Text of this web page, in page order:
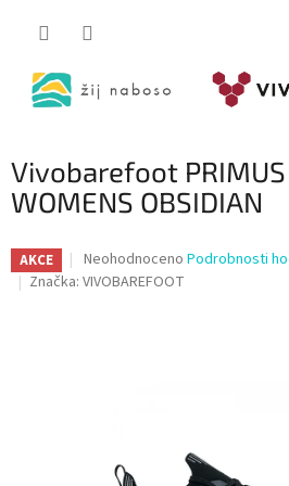
Vivobarefoot PRIMUS
WOMENS OBSIDIAN
AKCE
Průměrné
hodnocení
Neohodnoceno Podrobnosti
Značka: VIVOBAREFOOT